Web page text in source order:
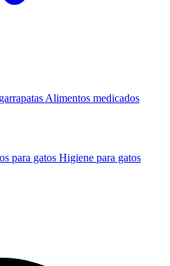
Alimentos medicados
para gatos Higiene para gatos